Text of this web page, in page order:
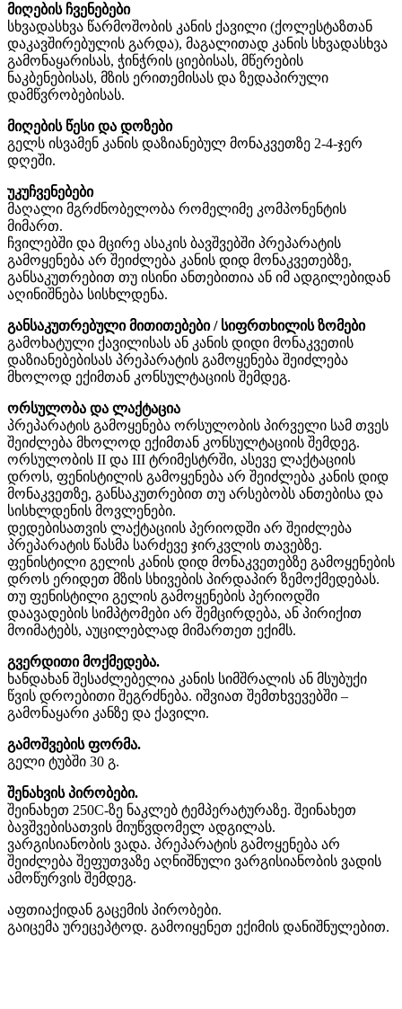
მიღების ჩვენებები
სხვადასხვა წარმოშობის კანის ქავილი (ქოლესტაზთან
დაკავშირებულის გარდა), მაგალითად კანის სხვადასხვა
გამონაყარისას, ჭინჭრის ციებისას, მწერების
ნაკბენებისას, მზის ერითემისას და ზედაპირული
დამწვრობებისას.
მიღების წესი და დოზები
გელს ისვამენ კანის დაზიანებულ მონაკვეთზე 2-4-ჯერ
დღეში.
უკუჩვენებები
მაღალი მგრძნობელობა რომელიმე კომპონენტის
მიმართ.
ჩვილებში და მცირე ასაკის ბავშვებში პრეპარატის
გამოყენება არ შეიძლება კანის დიდ მონაკვეთებზე,
განსაკუთრებით თუ ისინი ანთებითია ან იმ ადგილებიდან
აღინიშნება სისხლდენა.
განსაკუთრებული მითითებები / სიფრთხილის ზომები
გამოხატული ქავილისას ან კანის დიდი მონაკვეთის
დაზიანებებისას პრეპარატის გამოყენება შეიძლება
მხოლოდ ექიმთან კონსულტაციის შემდეგ.
ორსულობა და ლაქტაცია
პრეპარატის გამოყენება ორსულობის პირველი სამ თვეს
შეიძლება მხოლოდ ექიმთან კონსულტაციის შემდეგ.
ორსულობის II და III ტრიმესტრში, ასევე ლაქტაციის
დროს, ფენისტილის გამოყენება არ შეიძლება კანის დიდ
მონაკვეთზე, განსაკუთრებით თუ არსებობს ანთებისა და
სისხლდენის მოვლენები.
დედებისათვის ლაქტაციის პერიოდში არ შეიძლება
პრეპარატის წასმა სარძევე ჯირკვლის თავებზე.
ფენისტილი გელის კანის დიდ მონაკვეთებზე გამოყენების
დროს ერიდეთ მზის სხივების პირდაპირ ზემოქმედებას.
თუ ფენისტილი გელის გამოყენების პერიოდში
დაავადების სიმპტომები არ შემცირდება, ან პირიქით
მოიმატებს, აუცილებლად მიმართეთ ექიმს.
გვერდითი მოქმედება.
ხანდახან შესაძლებელია კანის სიმშრალის ან მსუბუქი
წვის დროებითი შეგრძნება. იშვიათ შემთხვევებში –
გამონაყარი კანზე და ქავილი.
გამოშვების ფორმა.
გელი ტუბში 30 გ.
შენახვის პირობები.
შეინახეთ 250C-ზე ნაკლებ ტემპერატურაზე. შეინახეთ
ბავშვებისათვის მიუწვდომელ ადგილას.
ვარგისიანობის ვადა. პრეპარატის გამოყენება არ
შეიძლება შეფუთვაზე აღნიშნული ვარგისიანობის ვადის
ამოწურვის შემდეგ.
აფთიაქიდან გაცემის პირობები.
გაიცემა ურეცეპტოდ. გამოიყენეთ ექიმის დანიშნულებით.